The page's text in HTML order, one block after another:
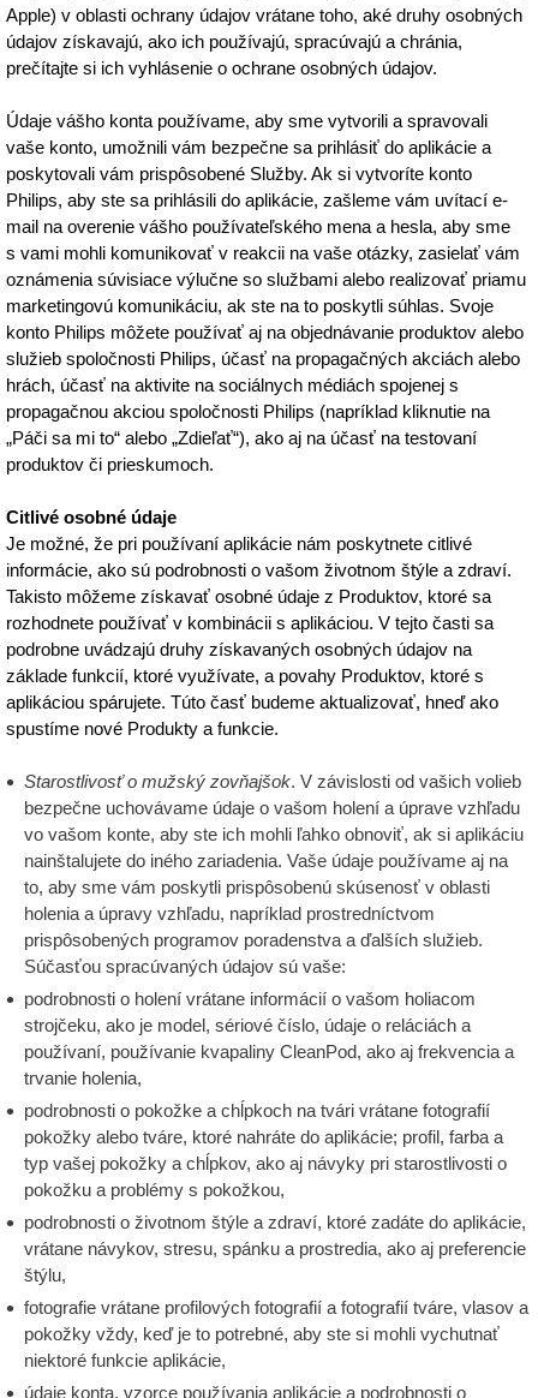
Apple) v oblasti ochrany údajov vrátane toho, aké druhy osobných
údajov získavajú, ako ich používajú, spracúvajú a chránia,
prečítajte si ich vyhlásenie o ochrane osobných údajov.
Údaje vášho konta používame, aby sme vytvorili a spravovali
vaše konto, umožnili vám bezpečne sa prihlásiť do aplikácie a
poskytovali vám prispôsobené Služby. Ak si vytvoríte konto
Philips, aby ste sa prihlásili do aplikácie, zašleme vám uvítací e-
mail na overenie vášho používateľského mena a hesla, aby sme
s vami mohli komunikovať v reakcii na vaše otázky, zasielať vám
oznámenia súvisiace výlučne so službami alebo realizovať priamu
marketingovú komunikáciu, ak ste na to poskytli súhlas. Svoje
konto Philips môžete používať aj na objednávanie produktov alebo
služieb spoločnosti Philips, účasť na propagačných akciách alebo
hrách, účasť na aktivite na sociálnych médiách spojenej s
propagačnou akciou spoločnosti Philips (napríklad kliknutie na
„Páči sa mi to“ alebo „Zdieľať“), ako aj na účasť na testovaní
produktov či prieskumoch.
Citlivé osobné údaje
Je možné, že pri používaní aplikácie nám poskytnete citlivé
informácie, ako sú podrobnosti o vašom životnom štýle a zdraví.
Takisto môžeme získavať osobné údaje z Produktov, ktoré sa
rozhodnete používať v kombinácii s aplikáciou. V tejto časti sa
podrobne uvádzajú druhy získavaných osobných údajov na
základe funkcií, ktoré využívate, a povahy Produktov, ktoré s
aplikáciou spárujete. Túto časť budeme aktualizovať, hneď ako
spustíme nové Produkty a funkcie.
Starostlivosť o mužský zovňajšok. V závislosti od vašich volieb
bezpečne uchovávame údaje o vašom holení a úprave vzhľadu
vo vašom konte, aby ste ich mohli ľahko obnoviť, ak si aplikáciu
nainštalujete do iného zariadenia. Vaše údaje používame aj na
to, aby sme vám poskytli prispôsobenú skúsenosť v oblasti
holenia a úpravy vzhľadu, napríklad prostredníctvom
prispôsobených programov poradenstva a ďalších služieb.
Súčasťou spracúvaných údajov sú vaše:
podrobnosti o holení vrátane informácií o vašom holiacom
strojčeku, ako je model, sériové číslo, údaje o reláciách a
používaní, používanie kvapaliny CleanPod, ako aj frekvencia a
trvanie holenia,
podrobnosti o pokožke a chĺpkoch na tvári vrátane fotografií
pokožky alebo tváre, ktoré nahráte do aplikácie; profil, farba a
typ vašej pokožky a chĺpkov, ako aj návyky pri starostlivosti o
pokožku a problémy s pokožkou,
podrobnosti o životnom štýle a zdraví, ktoré zadáte do aplikácie,
vrátane návykov, stresu, spánku a prostredia, ako aj preferencie
štýlu,
fotografie vrátane profilových fotografií a fotografií tváre, vlasov a
pokožky vždy, keď je to potrebné, aby ste si mohli vychutnať
niektoré funkcie aplikácie,
údaje konta, vzorce používania aplikácie a podrobnosti o